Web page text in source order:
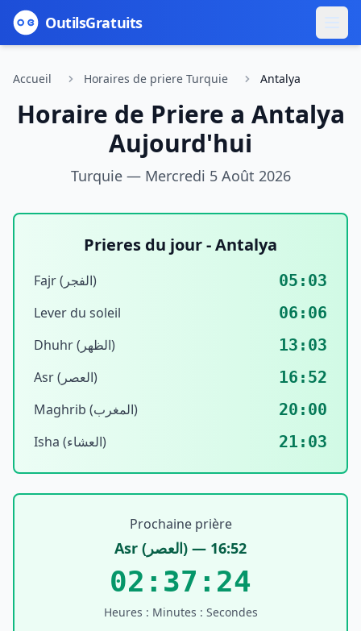
OutilsGratuits
Accueil Horaires de priere Turquie Antalya
Horaire de Priere a Antalya
Aujourd'hui
Turquie — Mercredi 5 Août 2026
Prieres du jour -Antalya
Fajr (الفجر) 05:03
Lever du soleil 06:06
Dhuhr (الظهر) 13:03
Asr (العصر) 16:52
Maghrib (المغرب) 20:00
Isha (العشاء) 21:03
Prochaine prière
Asr ( العصر) — 16:52
02:37:24
Heures : Minutes : Secondes